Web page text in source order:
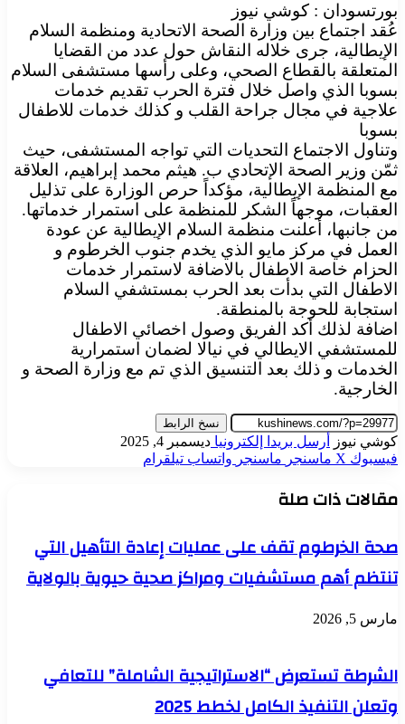
بورتسودان : كوشي نيوز
عُقد اجتماع بين وزارة الصحة الاتحادية ومنظمة السلام
الإيطالية، جرى خلاله النقاش حول عدد من القضايا
المتعلقة بالقطاع الصحي، وعلى رأسها مستشفى السلام
بسوبا الذي واصل خلال فترة الحرب تقديم خدمات
علاجية في مجال جراحة القلب و كذلك خدمات للاطفال
بسوبا
وتناول الاجتماع التحديات التي تواجه المستشفى، حيث
ثمّن وزير الصحة الإتحادي ب. هيثم محمد إبراهيم، العلاقة
مع المنظمة الإيطالية، مؤكداً حرص الوزارة على تذليل
العقبات، موجهاً الشكر للمنظمة على استمرار خدماتها.
من جانبها، أعلنت منظمة السلام الإيطالية عن عودة
العمل في مركز مايو الذي يخدم جنوب الخرطوم و
الحزام خاصة الاطفال بالاضافة لاستمرار خدمات
الاطفال التي بدأت بعد الحرب بمستشفي السلام
استجابة للحوجة بالمنطقة.
اضافة لذلك أكد الفريق وصول اخصائي الاطفال
للمستشفي الايطالي في نيالا لضمان استمرارية
الخدمات و ذلك بعد التنسيق الذي تم مع وزارة الصحة و
الخارجية.
نسخ الرابط
كوشي نيوز أرسل بريدا إلكترونيا ديسمبر 4, 2025
فيسبوك ‫X ماسنجر ماسنجر واتساب تيلقرام
مقالات ذات صلة
صحة الخرطوم تقف على عمليات إعادة التأهيل التي
تنتظم أهم مستشفيات ومراكز صحية حيوية بالولاية
مارس 5, 2026
الشرطة تستعرض “الاستراتيجية الشاملة” للتعافي
وتعلن التنفيذ الكامل لخطط 2025